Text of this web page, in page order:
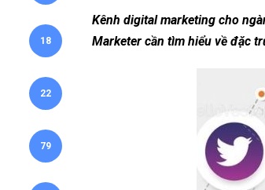
18
22
79
Kênh digital marketing cho
Marketer cần tìm hiểu về đặc